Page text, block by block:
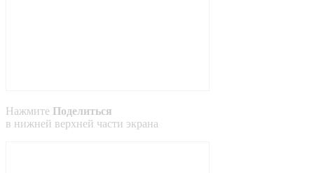
Нажмите Поделиться
в нижней верхней части экрана